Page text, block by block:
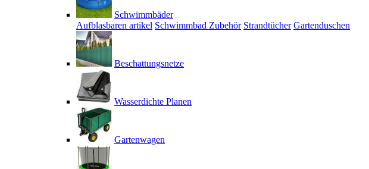
Schwimmbäder
Aufblasbaren artikel Schwimmbad Zubehör Strandtücher Gartenduschen
Beschattungsnetze
Wasserdichte Planen
Gartenwagen